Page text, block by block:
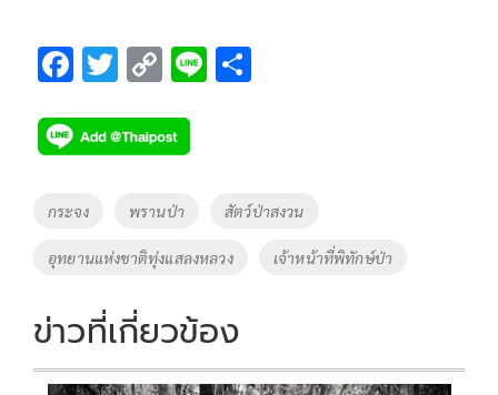
F
e
b
o
k
T
tt
er
C
p
y
Li
n
k
Li
Tags
กระจง พรานป่า สัตว์ป่าสงวน
อุทยานแห่งชาติทุ่งแสลงหลวง เจ้าหน้าที่พิทักษ์ป่า
ข่าวที่เกี่ยวข้อง